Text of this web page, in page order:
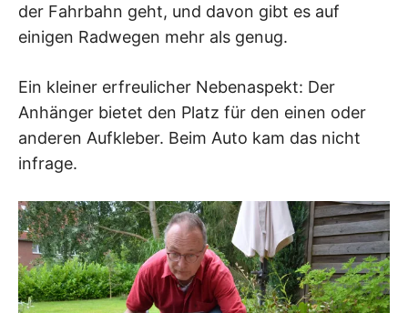
der Fahrbahn geht, und davon gibt es auf
einigen Radwegen mehr als genug.
Ein kleiner erfreulicher Nebenaspekt: Der
Anhänger bietet den Platz für den einen oder
anderen Aufkleber. Beim Auto kam das nicht
infrage.